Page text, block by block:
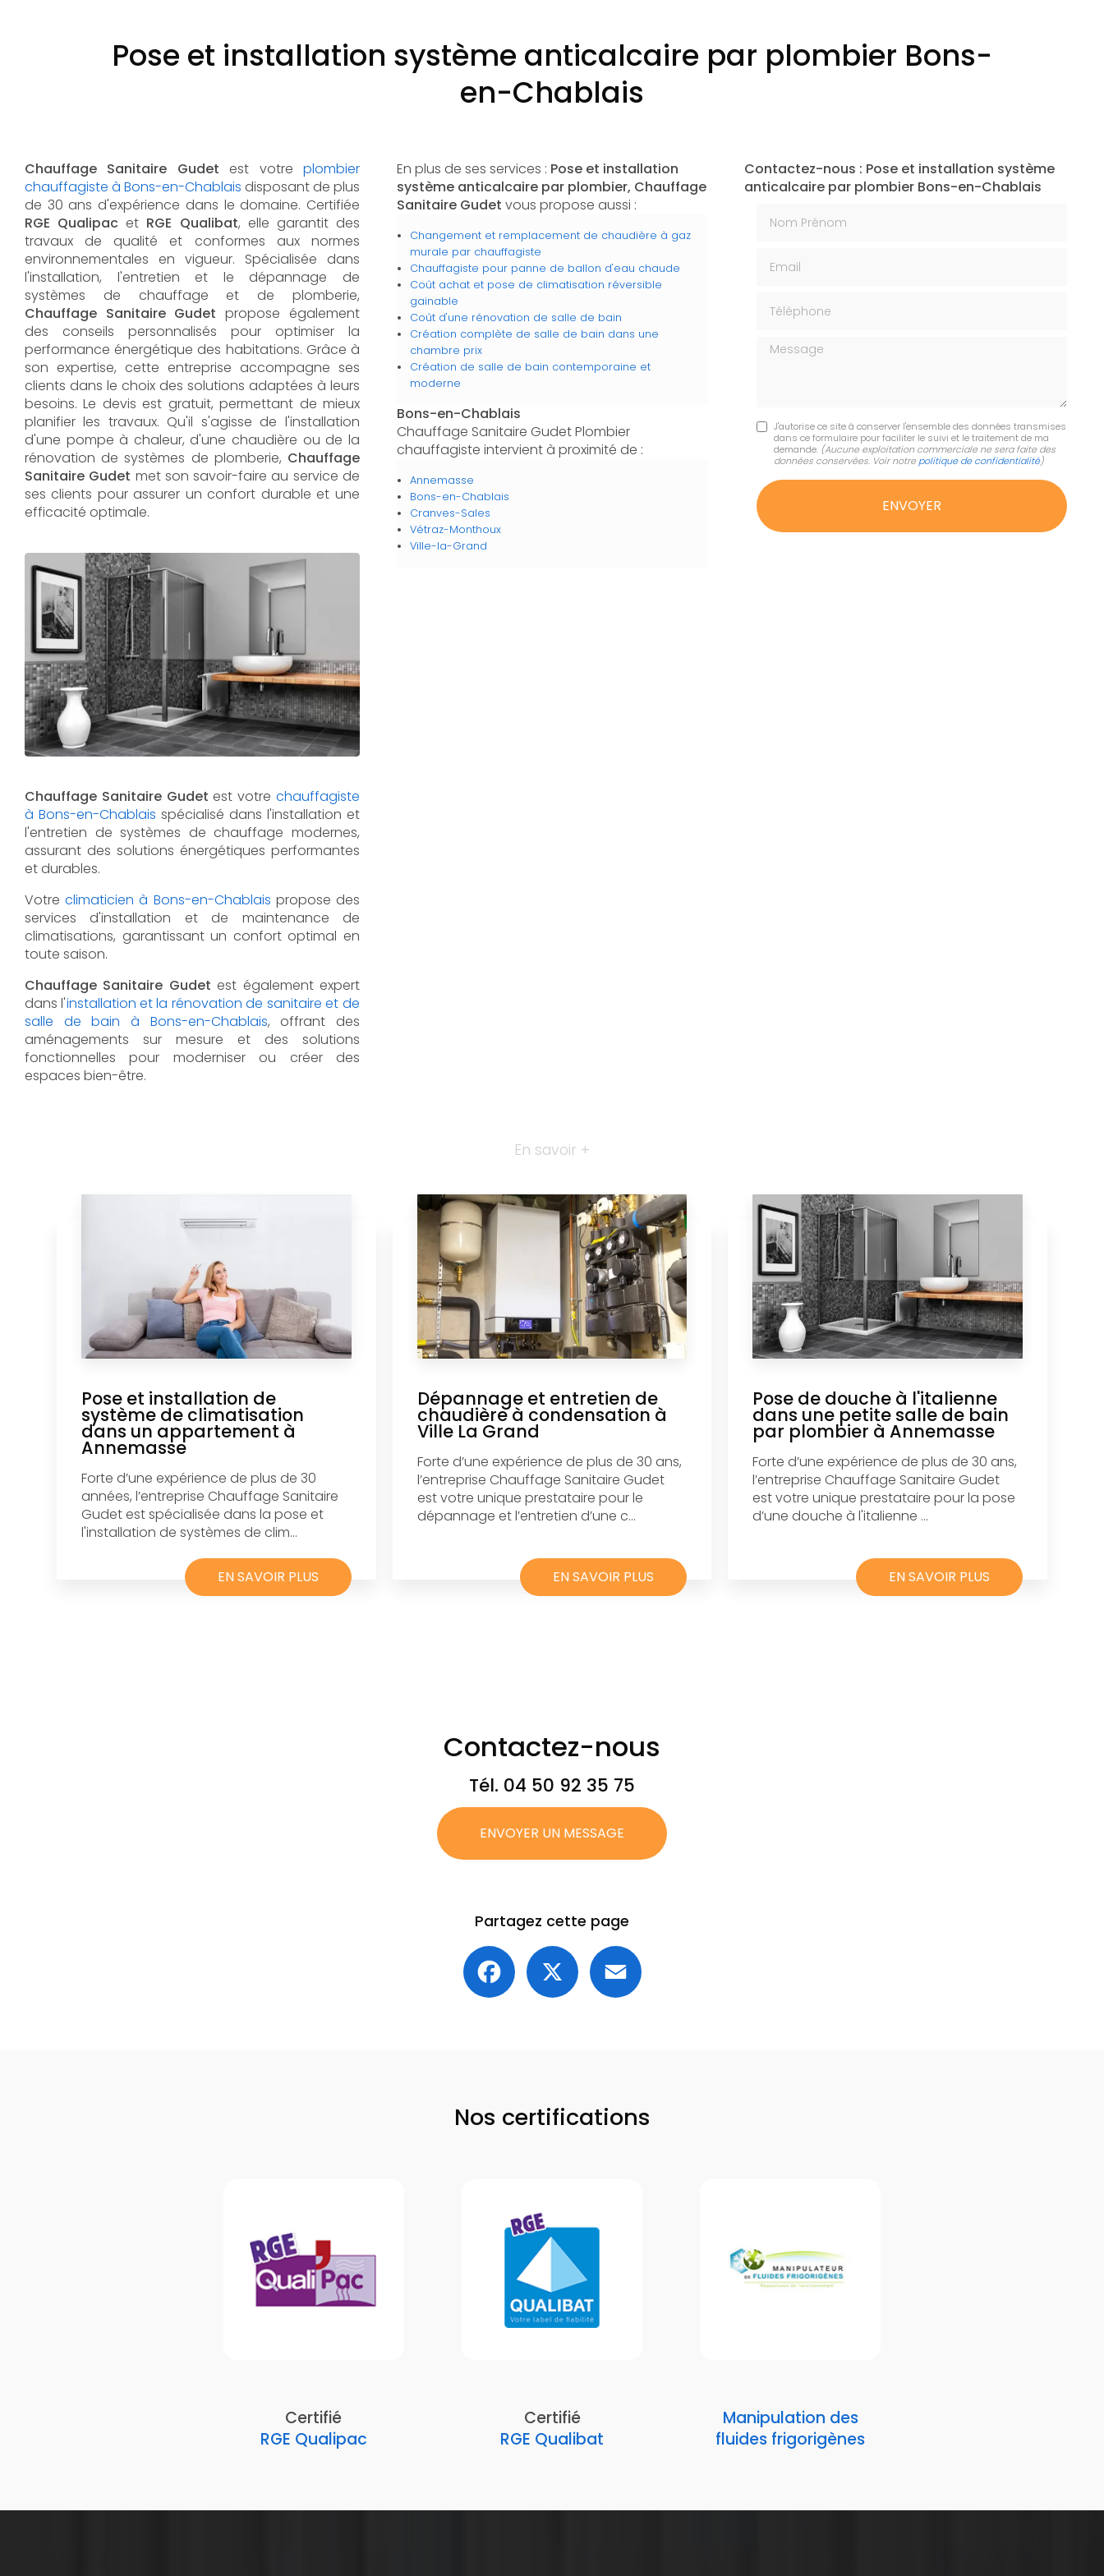
Pose et installation système anticalcaire par plombier Bons-
en-Chablais
Chauffage Sanitaire Gudet est votre plombier
chauffagiste à Bons-en-Chablais disposant de plus
de 30 ans d'expérience dans le domaine. Certifiée
RGE Qualipac et RGE Qualibat, elle garantit des
travaux de qualité et conformes aux normes
environnementales en vigueur. Spécialisée dans
l'installation, l'entretien et le dépannage de
systèmes de chauffage et de plomberie,
Chauffage Sanitaire Gudet propose également
des conseils personnalisés pour optimiser la
performance énergétique des habitations. Grâce à
son expertise, cette entreprise accompagne ses
clients dans le choix des solutions adaptées à leurs
besoins. Le devis est gratuit, permettant de mieux
planifier les travaux. Qu'il s'agisse de l'installation
d'une pompe à chaleur, d'une chaudière ou de la
rénovation de systèmes de plomberie, Chauffage
Sanitaire Gudet met son savoir-faire au service de
ses clients pour assurer un confort durable et une
efficacité optimale.
Chauffage Sanitaire Gudet est votre chauffagiste
à Bons-en-Chablais spécialisé dans l'installation et
l'entretien de systèmes de chauffage modernes,
assurant des solutions énergétiques performantes
et durables.
Votreclimaticien à Bons-en-Chablais propose des
services d'installation et de maintenance de
climatisations, garantissant un confort optimal en
toute saison.
Chauffage Sanitaire Gudet est également expert
dans l'installation et la rénovation de sanitaire et de
salle de bain à Bons-en-Chablais, offrant des
aménagements sur mesure et des solutions
fonctionnelles pour moderniser ou créer des
espaces bien-être.
En plus de ses services : Pose et installation
système anticalcaire par plombier, Chauffage
Sanitaire Gudet vous propose aussi :
Changement et remplacement de chaudière à gaz
murale par chauffagiste
Chauffagiste pour panne de ballon d'eau chaude
Coût achat et pose de climatisation réversible
gainable
Coût d'une rénovation de salle de bain
Création complète de salle de bain dans une
chambre prix
Création de salle de bain contemporaine et
moderne
Bons-en-Chablais
Chauffage Sanitaire Gudet Plombier
chauffagiste intervient à proximité de :
Annemasse
Bons-en-Chablais
Cranves-Sales
Vétraz-Monthoux
Ville-la-Grand
Contactez-nous : Pose et installation système
anticalcaire par plombier Bons-en-Chablais
Message
J'autorise ce site à conserver l'ensemble des données transmises
dans ce formulaire pour faciliter le suivi et le traitement de ma
demande. (Aucune exploitation commerciale ne sera faite des
données conservées. Voir notre politique de confidentialité)
En savoir +
Pose et installation de
système de climatisation
dans un appartement à
Annemasse
Forte d’une expérience de plus de 30
années, l’entreprise Chauffage Sanitaire
Gudet est spécialisée dans la pose et
l'installation de systèmes de clim...
EN SAVOIR PLUS
Dépannage et entretien de
chaudière à condensation à
Ville La Grand
Forte d’une expérience de plus de 30 ans,
l’entreprise Chauffage Sanitaire Gudet
est votre unique prestataire pour le
dépannage et l’entretien d’une c...
EN SAVOIR PLUS
Pose de douche à l'italienne
dans une petite salle de bain
par plombier à Annemasse
Forte d’une expérience de plus de 30 ans,
l’entreprise Chauffage Sanitaire Gudet
est votre unique prestataire pour la pose
d’une douche à l'italienne ...
EN SAVOIR PLUS
Contactez-nous
Tél. 04 50 92 35 75
ENVOYER UN MESSAGE
Partagez cette page
Facebook
Nos certifications
Certifié
RGE Qualipac
Certifié
RGE Qualibat
Manipulation des
fluides frigorigènes